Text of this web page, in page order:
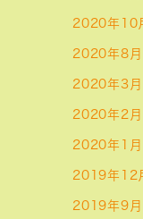
2020年10
2020年8月
2020年3月
2020年2月
2020年1月
2019年12
2019年9月